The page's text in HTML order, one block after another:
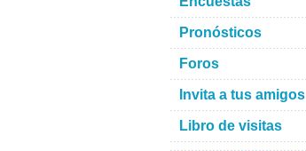
Pronósticos
Foros
Invita a tus amigos
Libro de visitas